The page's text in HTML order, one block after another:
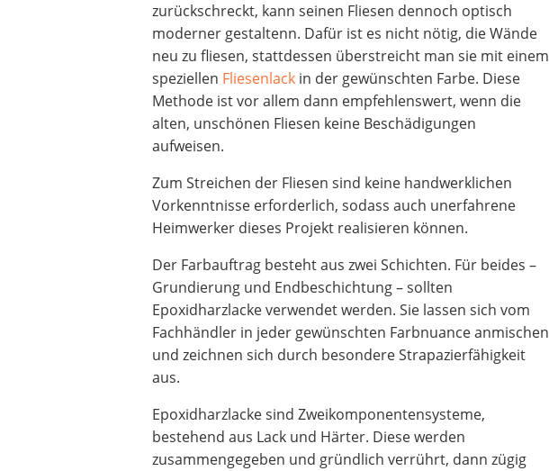
zurückschreckt, kann seinen Fliesen dennoch optisch
moderner gestaltenn. Dafür ist es nicht nötig, die Wände
neu zu fliesen, stattdessen überstreicht man sie mit einem
speziellen Fliesenlack in der gewünschten Farbe. Diese
Methode ist vor allem dann empfehlenswert, wenn die
alten, unschönen Fliesen keine Beschädigungen
aufweisen.
Zum Streichen der Fliesen sind keine handwerklichen
Vorkenntnisse erforderlich, sodass auch unerfahrene
Heimwerker dieses Projekt realisieren können.
Der Farbauftrag besteht aus zwei Schichten. Für beides –
Grundierung und Endbeschichtung – sollten
Epoxidharzlacke verwendet werden. Sie lassen sich vom
Fachhändler in jeder gewünschten Farbnuance anmischen
und zeichnen sich durch besondere Strapazierfähigkeit
aus.
Epoxidharzlacke sind Zweikomponentensysteme,
bestehend aus Lack und Härter. Diese werden
zusammengegeben und gründlich verrührt, dann zügig